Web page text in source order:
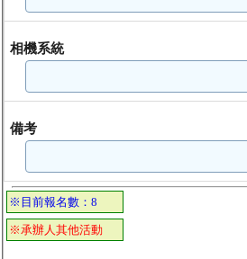
相機系統
備考
※目前報名數：8
※承辦人其他活動